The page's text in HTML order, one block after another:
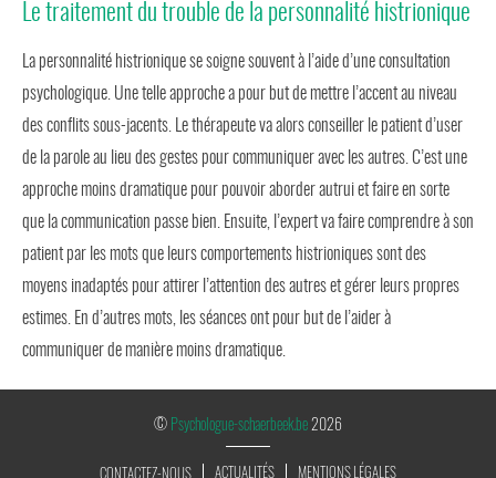
Le traitement du trouble de la personnalité histrionique
La personnalité histrionique se soigne souvent à l’aide d’une consultation
psychologique. Une telle approche a pour but de mettre l’accent au niveau
des conflits sous-jacents. Le thérapeute va alors conseiller le patient d’user
de la parole au lieu des gestes pour communiquer avec les autres. C’est une
approche moins dramatique pour pouvoir aborder autrui et faire en sorte
que la communication passe bien. Ensuite, l’expert va faire comprendre à son
patient par les mots que leurs comportements histrioniques sont des
moyens inadaptés pour attirer l’attention des autres et gérer leurs propres
estimes. En d’autres mots, les séances ont pour but de l’aider à
communiquer de manière moins dramatique.
©Psychologue-schaerbeek.be2026
CONTACTEZ-NOUS ACTUALITÉS MENTIONS LÉGALES